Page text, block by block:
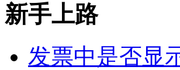
新手上路
发票中是否显